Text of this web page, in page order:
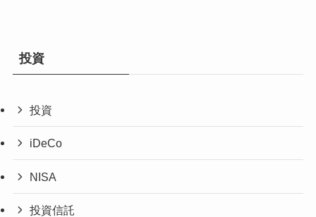
投資
投資
iDeCo
NISA
投資信託